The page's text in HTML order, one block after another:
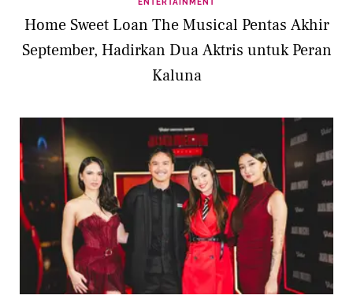
ENTERTAINMENT
Home Sweet Loan The Musical Pentas Akhir
September, Hadirkan Dua Aktris untuk Peran
Kaluna